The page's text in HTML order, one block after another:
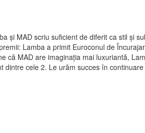
și MAD scriu suficient de diferit ca stil și
Lamba a primit Euroconul de
că MAD are imaginația mai luxuriantă,
dintre cele 2. Le urăm succes în